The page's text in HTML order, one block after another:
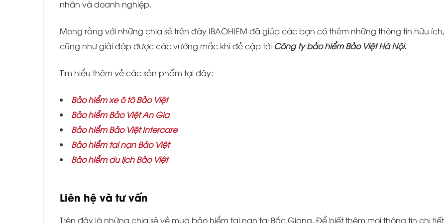
nhân và doanh nghiệp.
Mong rằng với những chia sẻ trên đây IBAOHIEM đã giúp các bạn có thêm những thông tin hữu ích,
cũng như giải đáp được các vướng mắc khi đề cập tới Công ty bảo hiểm Bảo Việt Hà Nội.
Tìm hiểu thêm về các sản phẩm tại đây:
Bảo hiểm xe ô tô Bảo Việt
Bảo hiểm Bảo Việt An Gia
Bảo hiểm Bảo Việt Intercare
Bảo hiểm tai nạn Bảo Việt
Bảo hiểm du lịch Bảo Việt
Liên hệ và tư vấn
Trên đây là những chia sẻ về mua bảo hiểm tai nạn tại Bắc Giang. Để biết thêm mọi thông tin chi tiết